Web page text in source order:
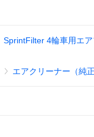
SprintFilter 4輪車用エ
エアクリーナー（純